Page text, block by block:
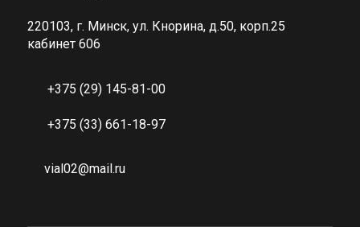
220103, г. Минск, ул. Кнорина, д.50, корп.25
кабинет 606
+375 (29) 145-81-00
+375 (33) 661-18-97
vial02@mail.ru